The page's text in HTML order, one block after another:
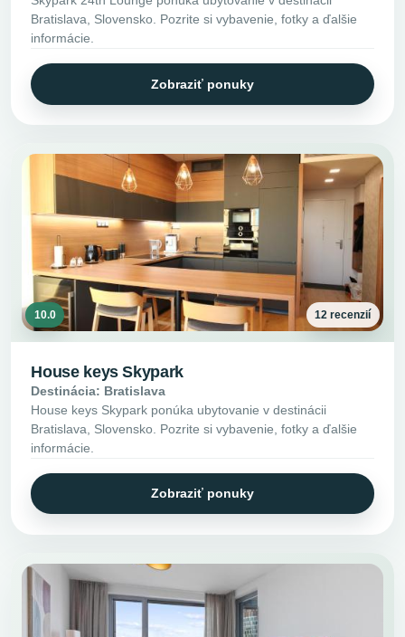
Bratislava, Slovensko. Pozrite si vybavenie, fotky a ďalšie
informácie.
Zobraziť ponuky
10.0 12 recenzií
House keys Skypark
Destinácia: Bratislava
House keys Skypark ponúka ubytovanie v destinácii
Bratislava, Slovensko. Pozrite si vybavenie, fotky a ďalšie
informácie.
Zobraziť ponuky